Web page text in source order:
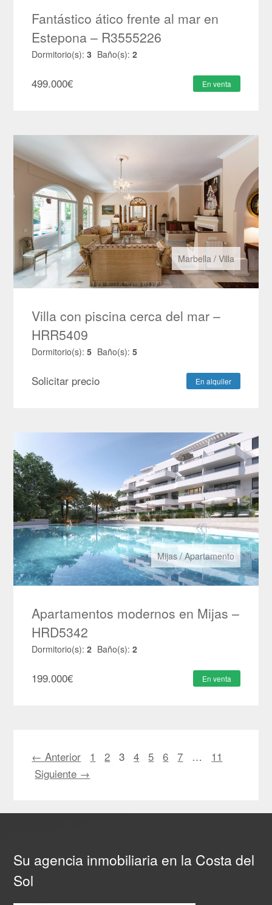
Fantástico ático frente al mar en
Estepona – R3555226
Dormitorio(s): 3 Baño(s): 2
499.000€ En venta
Marbella/ Villa
Villa con piscina cerca del mar –
HRR5409
Dormitorio(s): 5 Baño(s): 5
Solicitar precio En alquiler
Mijas/Apartamento
Apartamentos modernos en Mijas –
HRD5342
Dormitorio(s): 2 Baño(s): 2
199.000€ En venta
← Anterior 1 2 3 4 5 6 7 …
11
Siguiente →
Su agencia inmobiliaria en la Costa del
Sol